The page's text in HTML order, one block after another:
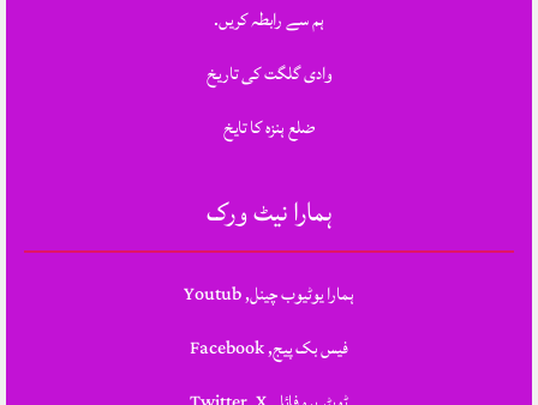
ہم سے رابطہ کریں.
وادی گلگت کی تاریخ
ضلع ہنزہ کا تایخ
ہمارا نیٹ ورک
ہمارا یوٹیوب چینل, Youtub
فیس بک پیج, Facebook